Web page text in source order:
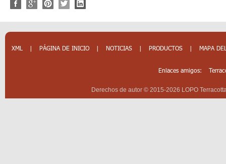
XML | PÁGINA DE INICIO | NOTICIAS | PRODUCTOS | MAPA
Enlaces amigos:
Derechos de autor © 2015-2026 LOPO